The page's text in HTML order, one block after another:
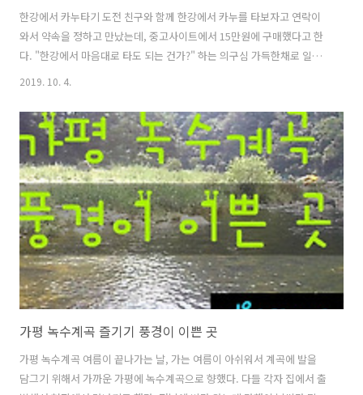
한강에서 카누타기 도전 친구와 함께 한강에서 카누를 타보자고 연락이
와서 약속을 정하고 만났는데, 중고사이트에서 15만원에 구매했다고 한
다. "한강에서 마음대로 타도 되는 건가?" 하는 의구심 가득한채로 일단
한강으로 향했다. 역시나 주말이라 그런지 한강 주차장에는 차들로 빽빽
그런지, 차량들은 많이 있었다. 뚝섬유원지 쪽은 포화상태여서 자양동방
면 주차장에는 자리가 좀 있어서 주차했었는데, 오전11시30분쯤 주차후
오후3시쯤 정리하고 가려고 하니 만차가 되어 있었다. 우리가 방문한 날
은 요트대회가 있는 날이어서 대회에 방해가 안되도록 조심히 타야만 했
다. 꽤 무겁다. 들고 이동하기에는 힘드니까 이동할 수 있는 캐리어가 있
어야 할 것이다...
2019. 10. 4.
가평 녹수계곡 즐기기 풍경이 이쁜 곳
가평 녹수계곡 여름이 끝나가는 날, 가는 여름이 아쉬워서 계곡에 발을
담그기 위해서 가까운 가평에 녹수계곡으로 향했다. 다들 각자 집에서 출